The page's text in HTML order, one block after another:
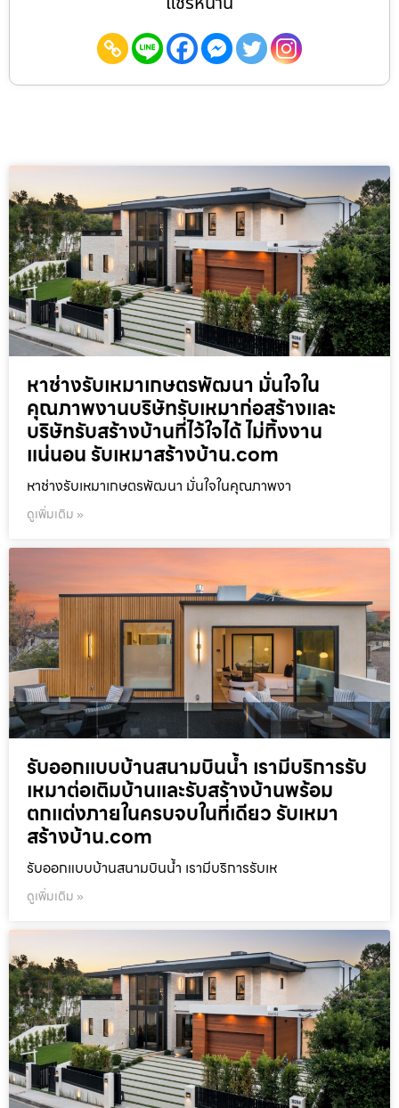
หาช่างรับเหมาเกษตรพัฒนา มั่นใจใน
คุณภาพงานบริษัทรับเหมาก่อสร้างและ
บริษัทรับสร้างบ้านที่ไว้ใจได้ ไม่ทิ้งงาน
แน่นอน รับเหมาสร้างบ้าน.com
หาช่างรับเหมาเกษตรพัฒนา มั่นใจในคุณภาพงา
ดูเพิ่มเติม »
รับออกแบบบ้านสนามบินน้ำ เรามีบริการรับ
เหมาต่อเติมบ้านและรับสร้างบ้านพร้อม
ตกแต่งภายในครบจบในที่เดียว รับเหมา
สร้างบ้าน.com
รับออกแบบบ้านสนามบินน้ำ เรามีบริการรับเห
ดูเพิ่มเติม »